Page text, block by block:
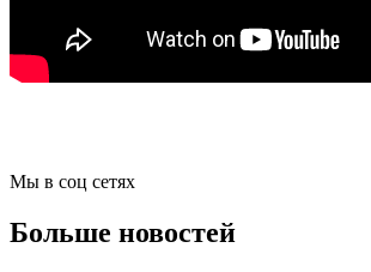
Мы в соц сетях
Больше новостей